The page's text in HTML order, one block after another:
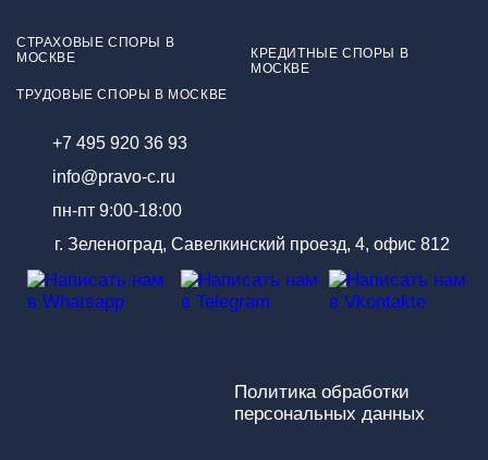
СТРАХОВЫЕ СПОРЫ В
МОСКВЕ
ТРУДОВЫЕ СПОРЫ В МОСКВЕ
КРЕДИТНЫЕ СПОРЫ В
МОСКВЕ
+7 495 920 36 93
info@pravo-c.ru
пн-пт 9:00-18:00
г. Зеленоград, Савелкинский проезд, 4, офис 812
Политика обработки
персональных данных